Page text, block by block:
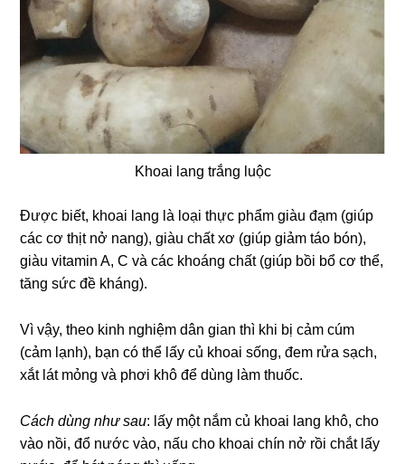
Khoai lang trắng luộc
Được biết, khoai lang là loại thực phẩm giàu đạm (giúp
các cơ thịt nở nang), giàu chất xơ (giúp giảm táo bón),
giàu vitamin A, C và các khoáng chất (giúp bồi bổ cơ thể,
tăng sức đề kháng).
Vì vậy, theo kinh nghiệm dân gian thì khi bị cảm cúm
(cảm lạnh), bạn có thể lấy củ khoai sống, đem rửa sạch,
xắt lát mỏng và phơi khô để dùng làm thuốc.
Cách dùng như sau: lấy một nắm củ khoai lang khô, cho
vào nồi, đổ nước vào, nấu cho khoai chín nở rồi chắt lấy